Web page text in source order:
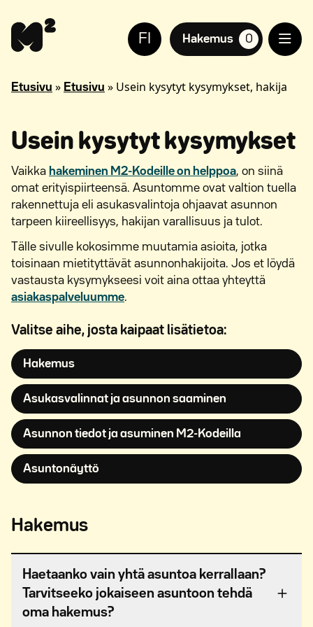
sisältöön
sivuston
käyttöön
FI Hakemus
suosikkiasuntoja,
0
Etusivu » Etusivu » Usein kysytyt kysymykset, hakija
Usein kysytyt kysymykset
Vaikka hakeminen M2-Kodeille on helppoa, on siinä
omat erityispiirteensä. Asuntomme ovat valtion tuella
rakennettuja eli asukasvalintoja ohjaavat asunnon
tarpeen kiireellisyys, hakijan varallisuus ja tulot.
Tälle sivulle kokosimme muutamia asioita, jotka
toisinaan mietityttävät asunnonhakijoita. Jos et löydä
vastausta kysymykseesi voit aina ottaa yhteyttä
asiakaspalveluumme.
Valitse aihe, josta kaipaat lisätietoa:
HakemusAvautuu uuteen ikkunaan
Asukasvalinnat ja asunnon saaminen Avautuu
Asunnon tiedot ja asuminen M2-Kodeilla Avautuu
Asuntonäyttö
Hakemus
Haetaanko vain yhtä asuntoa kerrallaan?
Tarvitseeko jokaiseen asuntoon tehdä
oma hakemus?